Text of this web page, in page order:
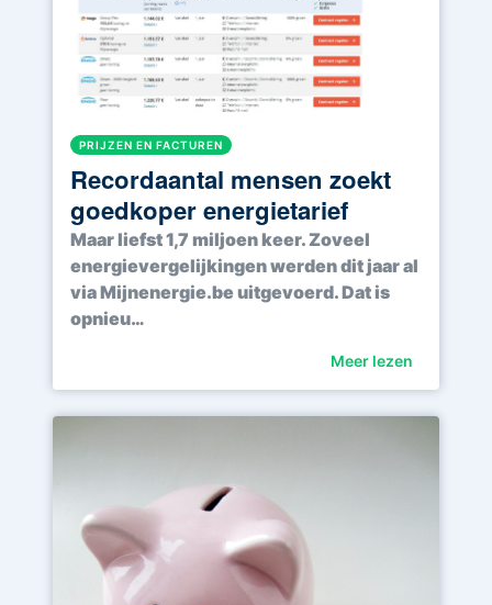
PRIJZEN EN FACTUREN
Recordaantal mensen zoekt
goedkoper energietarief
Maar liefst 1,7 miljoen keer. Zoveel
energievergelijkingen werden dit jaar al
via Mijnenergie.be uitgevoerd. Dat is
opnieu…
Meer lezen